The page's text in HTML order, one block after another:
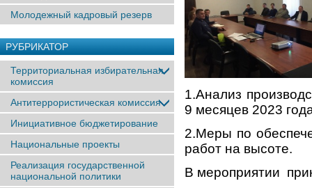
Молодежный кадровый резерв
РУБРИКАТОР
Территориальная избирательная
комиссия
Антитеррористическая комиссия
Инициативное бюджетирование
Национальные проекты
Реализация государственной
национальной политики
1.Анализ
9 месяцев 2023
2.Меры по
работ на высоте.
В мероприятии